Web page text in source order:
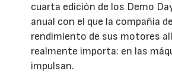
cuarta edición de los Demo
anual con el que la compañía
rendimiento de sus motores
realmente importa: en las
impulsan.